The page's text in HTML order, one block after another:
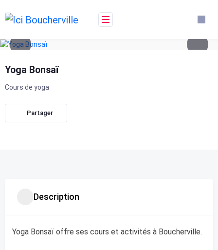
to
content
Yoga Bonsaï
Cours de yoga
Partager
Description
Yoga Bonsaï offre ses cours et activités à Boucherville.